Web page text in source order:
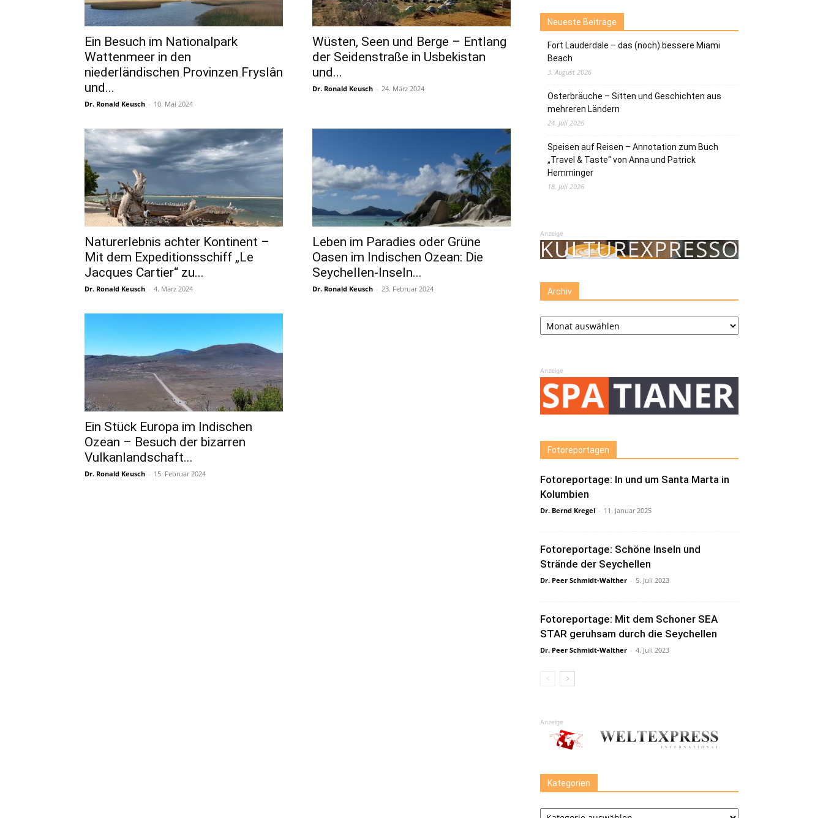
Ein Besuch im Nationalpark
Wattenmeer in den
niederländischen Provinzen Fryslân
und...
Dr. Ronald Keusch - 10. Mai 2024
Wüsten, Seen und Berge – Entlang
der Seidenstraße in Usbekistan
und...
Dr. Ronald Keusch - 24. März 2024
Naturerlebnis achter Kontinent –
Mit dem Expeditionsschiff „Le
Jacques Cartier“ zu...
Dr. Ronald Keusch - 4. März 2024
Leben im Paradies oder Grüne
Oasen im Indischen Ozean: Die
Seychellen-Inseln...
Dr. Ronald Keusch - 23. Februar 2024
Ein Stück Europa im Indischen
Ozean – Besuch der bizarren
Vulkanlandschaft...
Dr. Ronald Keusch - 15. Februar 2024
Neueste Beiträge
Fort Lauderdale – das (noch) bessere Miami
Beach
3. August 2026
Osterbräuche – Sitten und Geschichten aus
mehreren Ländern
24. Juli 2026
Speisen auf Reisen – Annotation zum Buch
„Travel & Taste“ von Anna und Patrick
Hemminger
18. Juli 2026
Anzeige
Archiv
Archiv
Anzeige
Fotoreportagen
Fotoreportage: In und um Santa Marta in
Kolumbien
Dr. Bernd Kregel - 11. Januar 2025
Fotoreportage: Schöne Inseln und
Strände der Seychellen
Dr. Peer Schmidt-Walther - 5. Juli 2023
Fotoreportage: Mit dem Schoner SEA
STAR geruhsam durch die Seychellen
Dr. Peer Schmidt-Walther - 4. Juli 2023
Anzeige
Kategorien
Kategorien